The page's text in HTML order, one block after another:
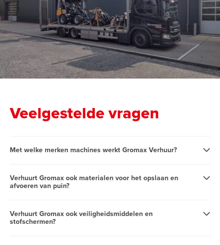
Veelgestelde vragen
Met welke merken machines werkt Gromax Verhuur?
Verhuurt Gromax ook materialen voor het opslaan en
afvoeren van puin?
Verhuurt Gromax ook veiligheidsmiddelen en
stofschermen?